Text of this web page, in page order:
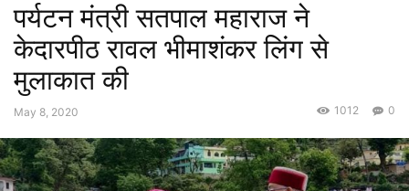
पर्यटन मंत्री सतपाल महाराज ने
केदारपीठ रावल भीमाशंकर लिंग से
मुलाकात की
May 8, 2020 0
1012